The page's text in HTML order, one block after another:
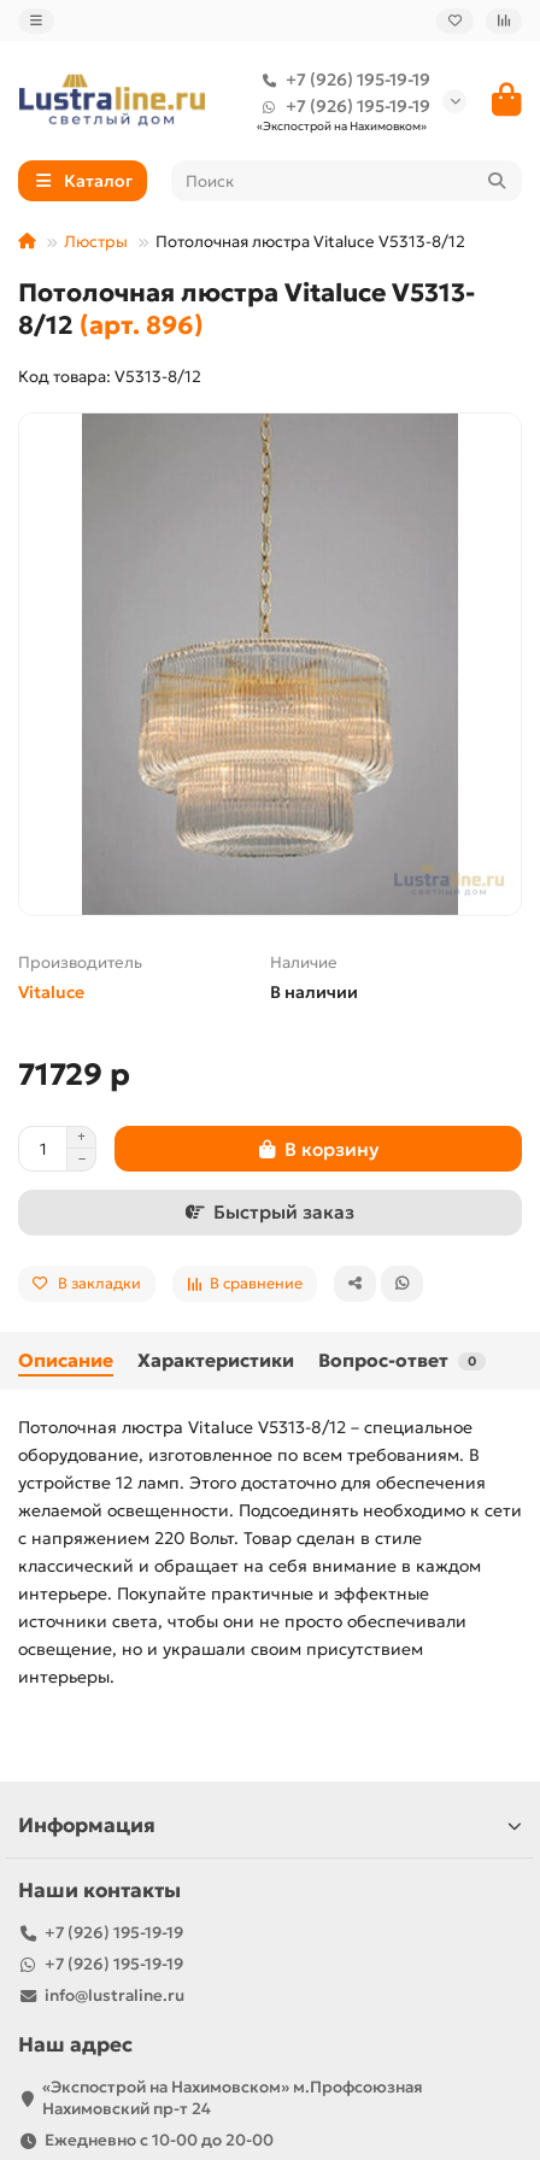
+7 (926) 195-19-19
+7 (926) 195-19-19
«Экспострой на Нахимовком»
Каталог
Люстры Потолочная люстра Vitaluce V5313-8/12
Потолочная люстра Vitaluce V5313-
8/12 (арт. 896)
Код товара: V5313-8/12
Производитель
Vitaluce
Наличие
В наличии
71729 р
В корзину
Быстрый заказ
В закладки В сравнение
Описание Характеристики Вопрос-ответ 0
Потолочная люстра Vitaluce V5313-8/12 – специальное
оборудование, изготовленное по всем требованиям. В
устройстве 12 ламп. Этого достаточно для обеспечения
желаемой освещенности. Подсоединять необходимо к сети
с напряжением 220 Вольт. Товар сделан в стиле
классический и обращает на себя внимание в каждом
интерьере. Покупайте практичные и эффектные
источники света, чтобы они не просто обеспечивали
освещение, но и украшали своим присутствием
интерьеры.
Информация
Наши контакты
+7 (926) 195-19-19
+7 (926) 195-19-19
info@lustraline.ru
Наш адрес
«Экспострой на Нахимовском» м.Профсоюзная
Нахимовский пр-т 24
Ежедневно с 10-00 до 20-00